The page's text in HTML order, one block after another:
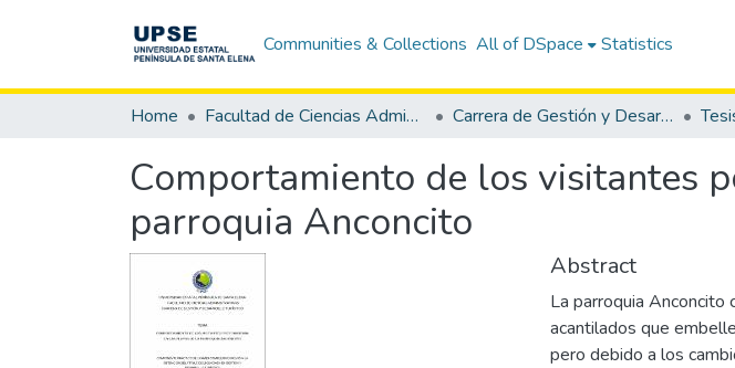
Communities & Collections All of DSpace Statistics
Home Facultad de Ciencias Administrativas Carrera de Gestión y Desarrollo Turístico
Comportamiento de los visitantes
parroquia Anconcito
Abstract
La parroquia Anconcito
acantilados que
pero debido a los